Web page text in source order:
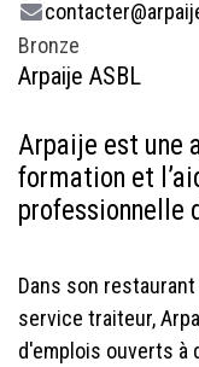
Bronze
Arpaije ASBL
Arpaije est une
formation et
professionnelle
Dans son
service traiteur,
d'emplois ouverts à